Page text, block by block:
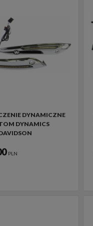
DYNAMICZNE
DYNAMICS
PLN